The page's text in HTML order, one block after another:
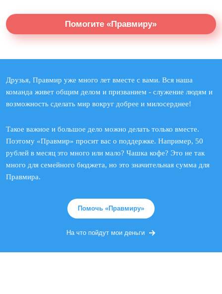
Помогите «Правмиру»
Друзья, Правмир уже много лет вместе с вами. Вся наша
команда живет общим делом и призванием - служение людям и
возможность сделать мир вокруг добрее и милосерднее!
Такое важное и большое дело можно делать только вместе.
Поэтому «Правмир» просит вас о поддержке. Например, 50
рублей в месяц это много или мало? Чашка кофе? Это не так
много для семейного бюджета, но это значительная сумма для
Правмира.
Помочь «Правмиру»
На что пойдут мои деньги